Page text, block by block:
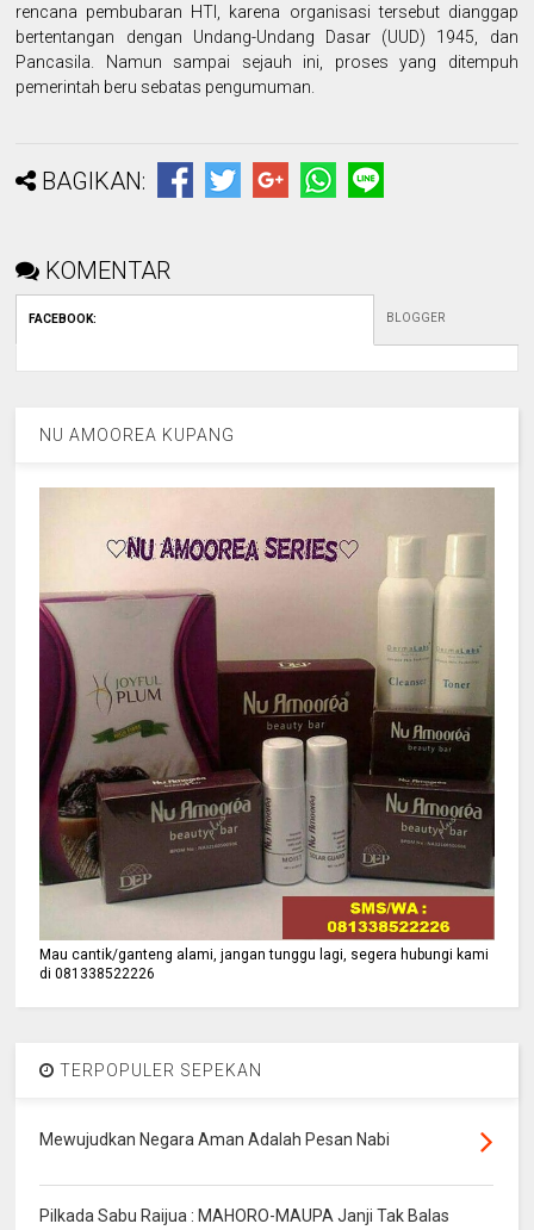
rencana pembubaran HTI, karena organisasi tersebut dianggap
bertentangan dengan Undang-Undang Dasar (UUD) 1945, dan
Pancasila. Namun sampai sejauh ini, proses yang ditempuh
pemerintah beru sebatas pengumuman.
BAGIKAN:
KOMENTAR
FACEBOOK: BLOGGER
NU AMOOREA KUPANG
Mau cantik/ganteng alami, jangan tunggu lagi, segera hubungi kami
di 081338522226
TERPOPULER SEPEKAN
Mewujudkan Negara Aman Adalah Pesan Nabi
Pilkada Sabu Raijua : MAHORO-MAUPA Janji Tak Balas